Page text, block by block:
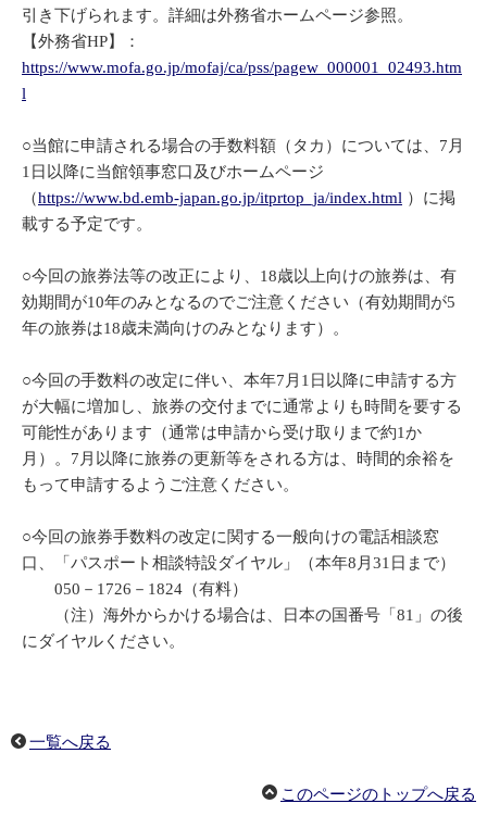
引き下げられます。詳細は外務省ホームページ参照。
【外務省HP】：
https://www.mofa.go.jp/mofaj/ca/pss/pagew_000001_02493.htm
l
○当館に申請される場合の手数料額（タカ）については、7月
1日以降に当館領事窓口及びホームページ
（https://www.bd.emb-japan.go.jp/itprtop_ja/index.html ）に掲
載する予定です。
○今回の旅券法等の改正により、18歳以上向けの旅券は、有
効期間が10年のみとなるのでご注意ください（有効期間が5
年の旅券は18歳未満向けのみとなります）。
○今回の手数料の改定に伴い、本年7月1日以降に申請する方
が大幅に増加し、旅券の交付までに通常よりも時間を要する
可能性があります（通常は申請から受け取りまで約1か
月）。7月以降に旅券の更新等をされる方は、時間的余裕を
もって申請するようご注意ください。
○今回の旅券手数料の改定に関する一般向けの電話相談窓
口、「パスポート相談特設ダイヤル」（本年8月31日まで）
050－1726－1824（有料）
（注）海外からかける場合は、日本の国番号「81」の後
にダイヤルください。
一覧へ戻る
このページのトップへ戻る